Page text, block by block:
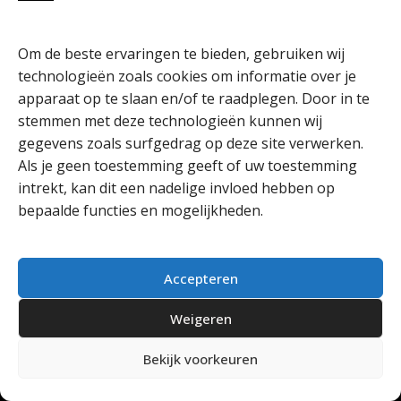
Om de beste ervaringen te bieden, gebruiken wij
technologieën zoals cookies om informatie over je
apparaat op te slaan en/of te raadplegen. Door in te
stemmen met deze technologieën kunnen wij
gegevens zoals surfgedrag op deze site verwerken.
Als je geen toestemming geeft of uw toestemming
intrekt, kan dit een nadelige invloed hebben op
bepaalde functies en mogelijkheden.
Accepteren
Weigeren
Bekijk voorkeuren
Theatermakersoverijssel